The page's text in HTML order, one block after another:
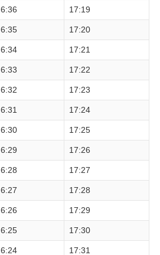
6:36 17:19
6:35 17:20
6:34 17:21
6:33 17:22
6:32 17:23
6:31 17:24
6:30 17:25
6:29 17:26
6:28 17:27
6:27 17:28
6:26 17:29
6:25 17:30
6:24 17:31